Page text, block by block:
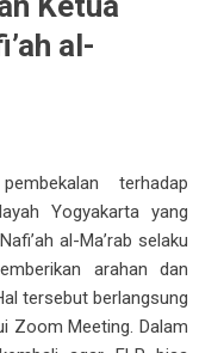
al-
terhadap
Yogyakarta yang
al-Ma’rab selaku
arahan dan
tersebut berlangsung
Zoom Meeting. Dalam